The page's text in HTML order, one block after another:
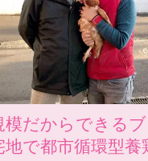
模だからできる
地で都市循環型養